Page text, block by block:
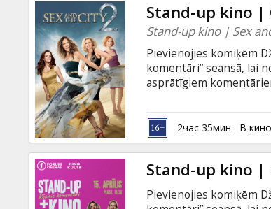
Stand-up kino |
Stand-up kino | Sex
Pievienojies komiķēm
komentāri” seansā, lai
asprātīgiem
Sarlote un Miranda
un doties uz vienu no
- palmu ēnā,
un neaizmirstamus
2час 35мин В
Stand-up kino |
Pievienojies komiķēm